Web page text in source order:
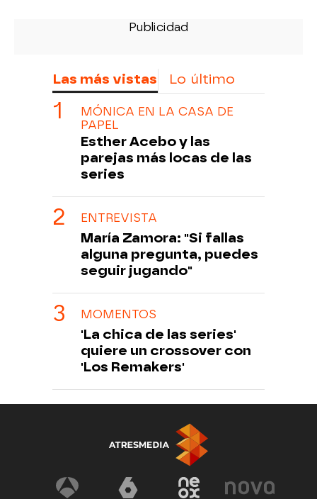
Las más vistas Lo último
MÓNICA EN LA CASA DE
PAPEL
Esther Acebo y las
parejas más locas de las
series
ENTREVISTA
María Zamora: "Si fallas
alguna pregunta, puedes
seguir jugando"
MOMENTOS
'La chica de las series'
quiere un crossover con
'Los Remakers'